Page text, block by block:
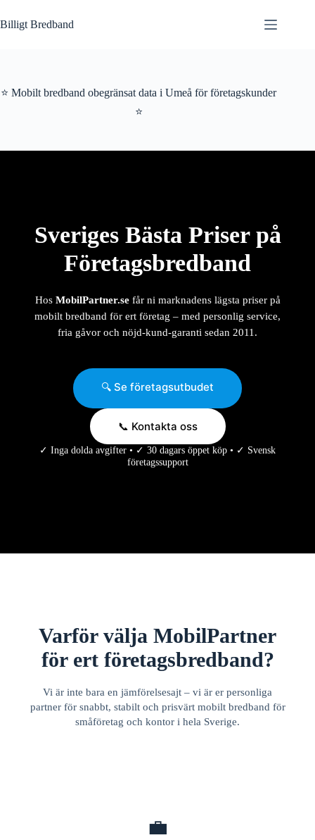
till
innehåll
Billigt Bredband
⭐ Mobilt bredband obegränsat data i Umeå för företagskunder
⭐
Sveriges Bästa Priser på
Företagsbredband
Hos MobilPartner.sefår ni marknadens lägsta priser på
mobilt bredband för ert företag – med personlig service,
fria gåvor och nöjd-kund-garanti sedan 2011.
🔍 Se företagsutbudet
📞 Kontakta oss
✓ Inga dolda avgifter • ✓ 30 dagars öppet köp • ✓ Svensk
företagssupport
Varför välja MobilPartner
för ert företagsbredband?
Vi är inte bara en jämförelsesajt – vi är er personliga
partner för snabbt, stabilt och prisvärt mobilt bredband för
småföretag och kontor i hela Sverige.
💼